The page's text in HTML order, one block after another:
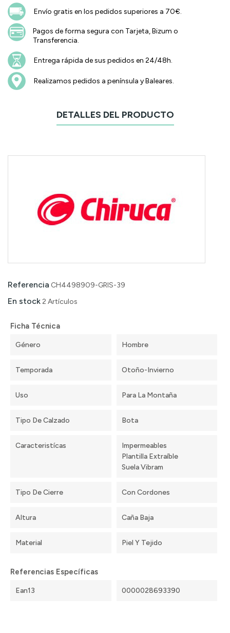
Envío gratis en los pedidos superiores a 70€.
Pagos de forma segura con Tarjeta, Bizum o
Transferencia.
Entrega rápida de sus pedidos en 24/48h.
Realizamos pedidos a península y Baleares.
DETALLES DEL PRODUCTO
Referencia CH4498909-GRIS-39
En stock 2 Artículos
Ficha Técnica
Género Hombre
Temporada Otoño-Invierno
Uso Para La Montaña
Tipo De Calzado Bota
Caracteristícas
Impermeables
Plantilla Extraíble
Suela Vibram
Tipo De Cierre Con Cordones
Altura Caña Baja
Material Piel Y Tejido
Referencias Específicas
Ean13 0000028693390